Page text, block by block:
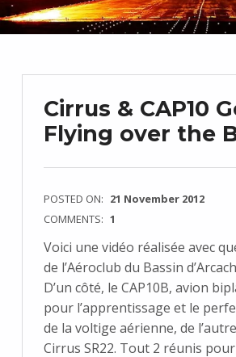
Cirrus & CAP10
Flying over the
POSTED ON: 21 November 2012
COMMENTS: 1
Voici une vidéo réalisée avec
de l’Aéroclub du Bassin
D’un côté, le CAP10B, avion
pour l’apprentissage et le
de la voltige aérienne, de
Cirrus SR22. Tout 2 réunis